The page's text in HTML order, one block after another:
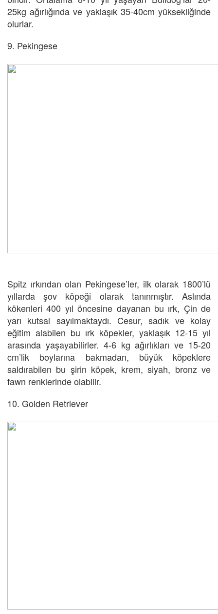
25kg ağırlığında ve yaklaşık 35-40cm yüksekliğinde
olurlar.
9. Pekingese
Spitz ırkından olan Pekingese’ler, ilk olarak 1800’lü
yıllarda şov köpeği olarak tanınmıştır. Aslında
kökenleri 400 yıl öncesine dayanan bu ırk, Çin de
yarı kutsal sayılmaktaydı. Cesur, sadık ve kolay
eğitim alabilen bu ırk köpekler, yaklaşık 12-15 yıl
arasında yaşayabilirler. 4-6 kg ağırlıkları ve 15-20
cm’lik boylarına bakmadan, büyük köpeklere
saldırabilen bu şirin köpek, krem, siyah, bronz ve
fawn renklerinde olabilir.
10. Golden Retriever